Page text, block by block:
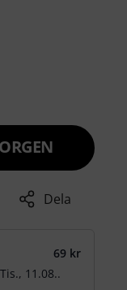
Dela
69 kr
Tis., 11.08..